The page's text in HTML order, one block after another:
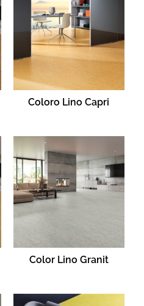
Coloro Lino Capri
Color Lino Granit